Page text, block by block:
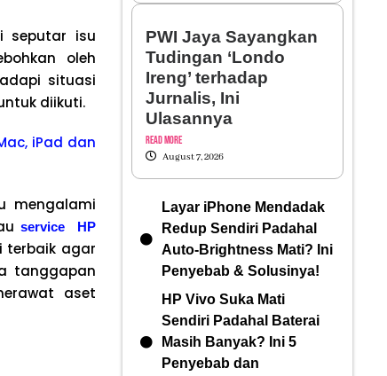
seputar isu
oleh
situasi
diikuti.
iPad dan
mengalami
service HP
terbaik agar
tanggapan
aset
PWI Jaya Sayangkan
Tudingan ‘Londo
Ireng’ terhadap
Jurnalis, Ini
Ulasannya
Read More
August 7, 2026
Layar iPhone Mendadak
Redup Sendiri Padahal
Auto-Brightness Mati? Ini
Penyebab & Solusinya!
HP Vivo Suka Mati
Sendiri Padahal Baterai
Masih Banyak? Ini 5
Penyebab dan